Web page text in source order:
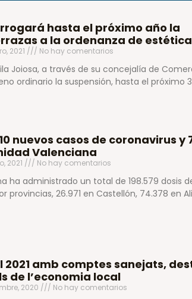
hasta el próximo año la
a la ordenanza de
2021 No hay comentarios
Joiosa, a través de su concejalía de
ordinario la suspensión, hasta el próximo
nuevos casos de coronavirus y
Valenciana
2021 No hay comentarios
ha administrado un total de 198.579 dosis
provincias, 26.971 en Castellón, 74.378 en
amb comptes sanejats,
de l’economia local
2020 No hay comentarios